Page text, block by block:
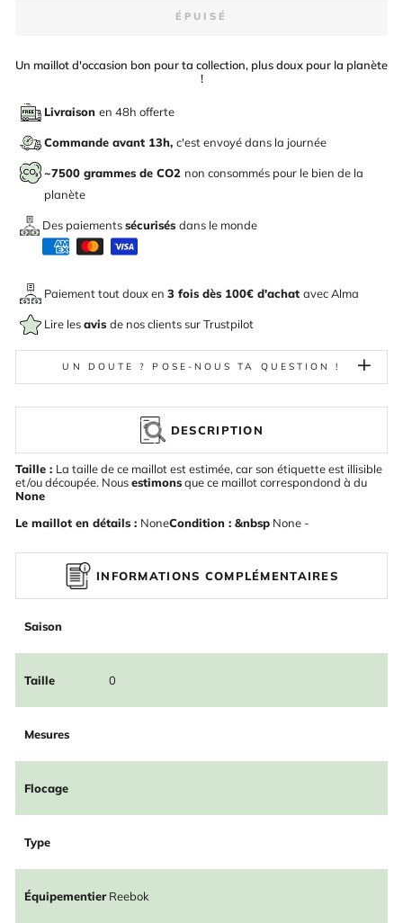
ÉPUISÉ
Un maillot d'occasion bon pour ta collection, plus doux pour la planète
!
Livraison en 48h offerte
Commande avant 13h, c'est envoyé dans la journée
~7500 grammes de CO2 non consommés pour le bien de la
planète
Des paiementssécurisés dans le monde
Paiement tout doux en 3 fois dès 100€ d'achat avecAlma
Lire lesavis de nos clients sur Trustpilot
UN DOUTE ? POSE-NOUS TA QUESTION !
DESCRIPTION
Taille : La taille de ce maillot est estimée, car son étiquette est illisible
et/ou découpée. Nousestimonsque ce maillot correspondond à du
None
Le maillot en détails : NoneCondition : &nbsp None -
INFORMATIONS COMPLÉMENTAIRES
Saison
Taille 0
Mesures
Flocage
Type
Équipementier Reebok